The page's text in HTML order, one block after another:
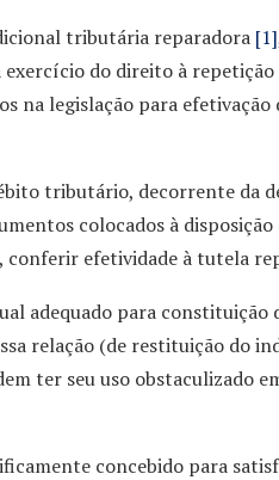
tributária reparadora [1]
exercício do direito à repetição
na legislação para
tributário, decorrente da
colocados à
conferir efetividade à tutela
adequado para constituição
relação (de restituição do
ter seu uso obstaculizado
concebido para